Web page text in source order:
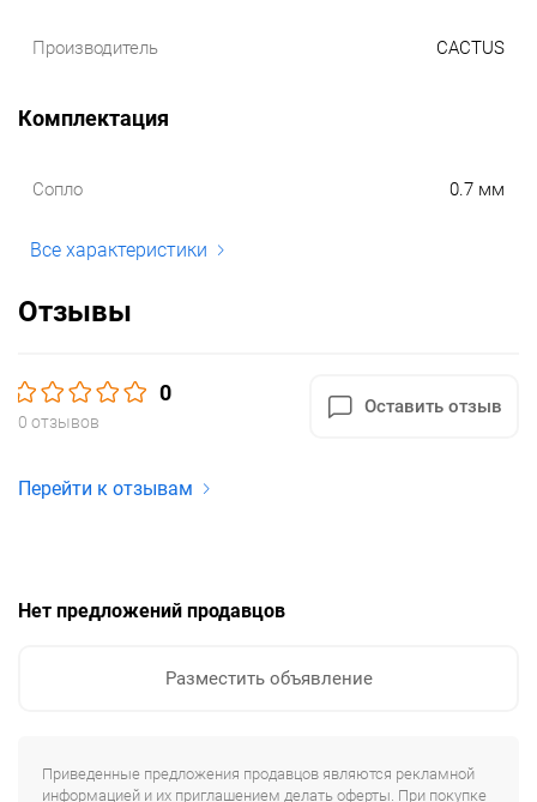
Производитель CACTUS
Комплектация
Сопло 0.7 мм
Все характеристики
Отзывы
0
0 отзывов
Оставить отзыв
Перейти к отзывам
Нет предложений продавцов
Разместить объявление
Приведенные предложения продавцов являются рекламной
информацией и их приглашением делать оферты. При покупке